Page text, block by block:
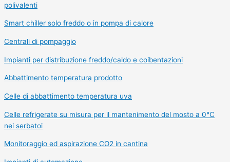
polivalenti
Smart chiller solo freddo o in pompa di calore
Centrali di pompaggio
Impianti per distribuzione freddo/caldo e coibentazioni
Abbattimento temperatura prodotto
Celle di abbattimento temperatura uva
Celle refrigerate su misura per il mantenimento del mosto a 0°C
nei serbatoi
Monitoraggio ed aspirazione CO2 in cantina